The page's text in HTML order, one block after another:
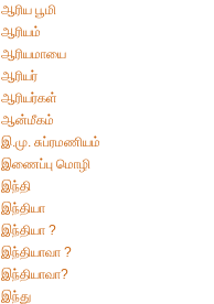
ஆரிய பூமி
ஆரியம்
ஆரியமாயை
ஆரியர்
ஆரியர்கள்
ஆன்மீகம்
இ.மு. சுப்ரமணியம்
இணைப்பு மொழி
இந்தி
இந்தியா
இந்தியா ?
இந்தியாவா ?
இந்தியாவா?
இந்து